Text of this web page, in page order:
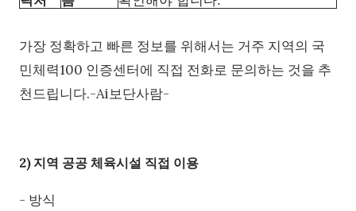
가장 정확하고 빠른 정보를 위해서는 거주 지역의 국
민체력100 인증센터에 직접 전화로 문의하는 것을 추
천드립니다.-Ai보단사람-
2) 지역 공공 체육시설 직접 이용
- 방식